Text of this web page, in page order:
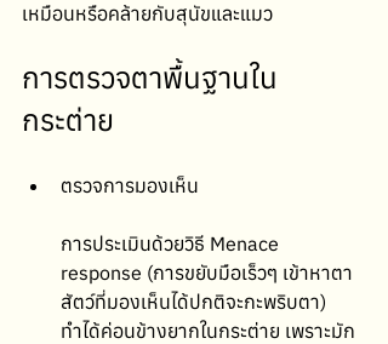
เหมือนหรือคล้ายกับสุนัขและแมว
การตรวจตาพื้นฐานใน
กระต่าย
ตรวจการมองเห็น
การประเมินด้วยวิธี Menace
response (การขยับมือเร็วๆ เข้าหาตา
สัตว์ที่มองเห็นได้ปกติจะกะพริบตา)
ทำได้ค่อนข้างยากในกระต่าย เพราะมัก